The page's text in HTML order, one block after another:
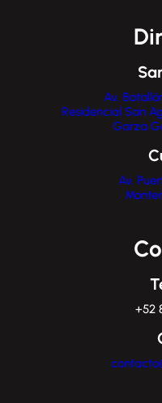
Av.
Residencial San
Garza
Av.
+52